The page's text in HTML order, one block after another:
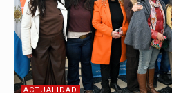
ACTUALIDAD